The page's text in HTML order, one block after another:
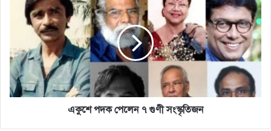
পেলেন
সংস্কৃতিজন
একুশে পদক পেলেন ৭ গুণী সংস্কৃতিজন